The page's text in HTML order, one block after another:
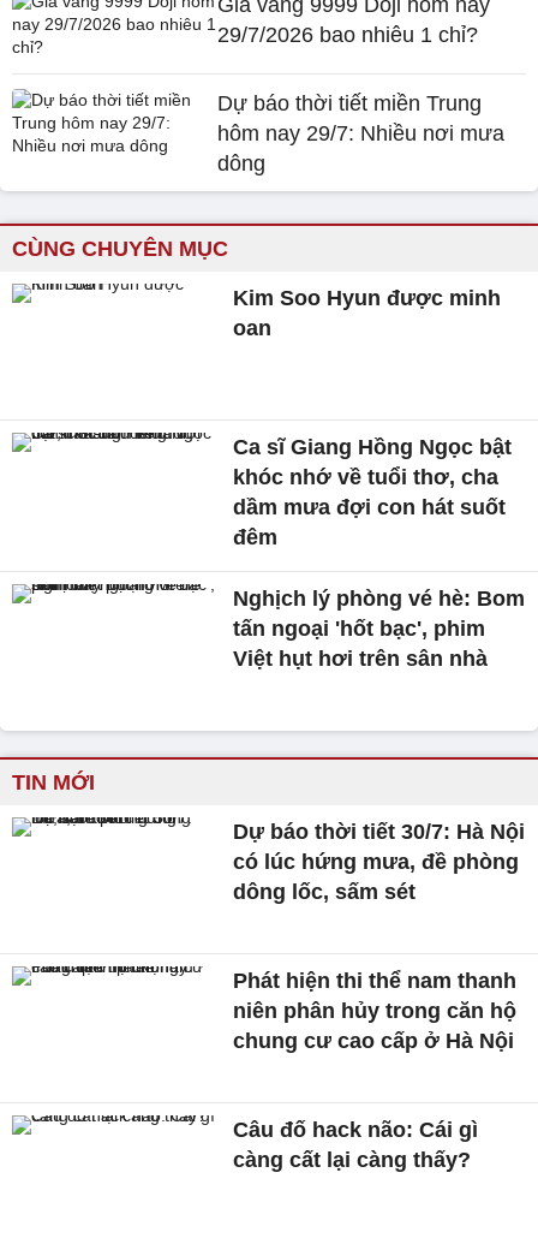
Giá vàng 9999 Doji hôm nay
29/7/2026 bao nhiêu 1 chỉ?
Dự báo thời tiết miền Trung
hôm nay 29/7: Nhiều nơi mưa
dông
CÙNG CHUYÊN MỤC
Kim Soo Hyun được minh
oan
Ca sĩ Giang Hồng Ngọc bật
khóc nhớ về tuổi thơ, cha
dầm mưa đợi con hát suốt
đêm
Nghịch lý phòng vé hè: Bom
tấn ngoại 'hốt bạc', phim
Việt hụt hơi trên sân nhà
TIN MỚI
Dự báo thời tiết 30/7: Hà Nội
có lúc hứng mưa, đề phòng
dông lốc, sấm sét
Phát hiện thi thể nam thanh
niên phân hủy trong căn hộ
chung cư cao cấp ở Hà Nội
Câu đố hack não: Cái gì
càng cất lại càng thấy?